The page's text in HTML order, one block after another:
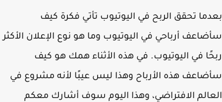
تحقق الربح في اليوتيوب تأتي فكرة كيف
أرباحي في اليوتيوب وما هو نوع الإعلان الأكثر
في اليوتيوب. في هذه الأثناء همك هو كيف
هذه الأرباح وهذا ليس عيبًا لأنه مشروع في
الافتراضي، وهذا اليوم سوف أشارك معكم